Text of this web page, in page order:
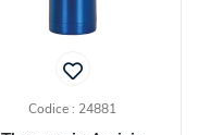
Codice : 24881